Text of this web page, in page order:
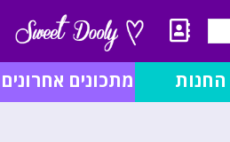
החנות מתכונים אחרונים